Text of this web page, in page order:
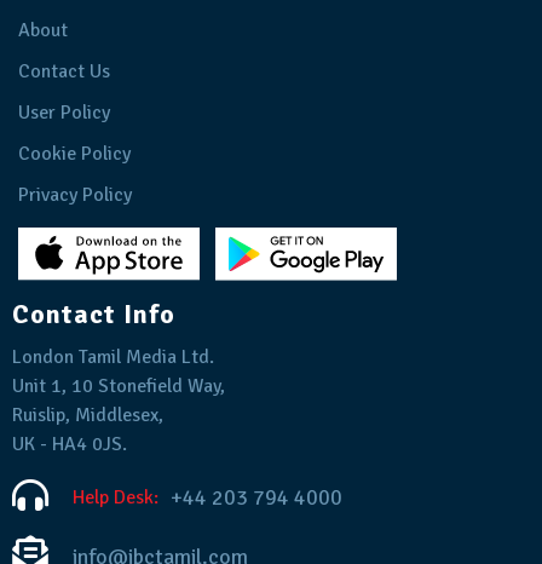
About
Contact Us
User Policy
Cookie Policy
Privacy Policy
Contact Info
London Tamil Media Ltd.
Unit 1, 10 Stonefield Way,
Ruislip, Middlesex,
UK - HA4 0JS.
Help Desk: +44 203 794 4000
info@ibctamil.com